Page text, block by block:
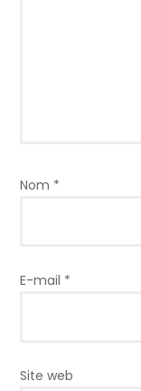
Nom *
E-mail *
Site web